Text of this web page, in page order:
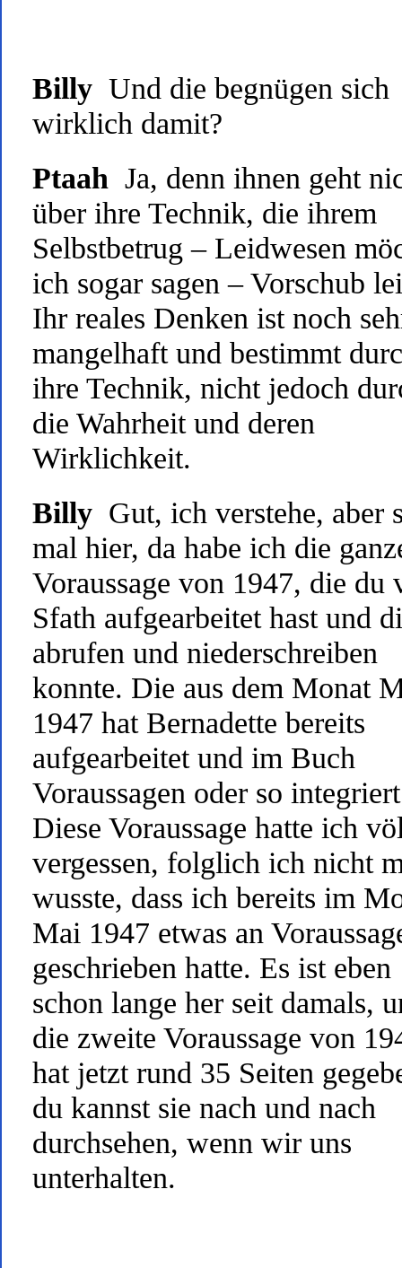
Billy Und die begnügen sich
wirklich damit?
Ptaah Ja, denn ihnen geht
über ihre Technik, die ihrem
Selbstbetrug – Leidwesen
ich sogar sagen – Vorschub
Ihr reales Denken ist noch
mangelhaft und bestimmt
ihre Technik, nicht jedoch
die Wahrheit und deren
Wirklichkeit.
Billy Gut, ich verstehe, aber
mal hier, da habe ich die
Voraussage von 1947, die du
Sfath aufgearbeitet hast und
abrufen und niederschreiben
konnte. Die aus dem Monat
1947 hat Bernadette bereits
aufgearbeitet und im Buch
Voraussagen oder so
Diese Voraussage hatte ich
vergessen, folglich ich nicht
wusste, dass ich bereits im
Mai 1947 etwas an
geschrieben hatte. Es ist eben
schon lange her seit damals,
die zweite Voraussage von
hat jetzt rund 35 Seiten
du kannst sie nach und nach
durchsehen, wenn wir uns
unterhalten.